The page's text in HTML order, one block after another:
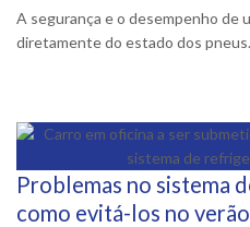
A segurança e o desempenho de
diretamente do estado dos
27 Agosto, 2025
Problemas no sistema
como evitá-los no verão